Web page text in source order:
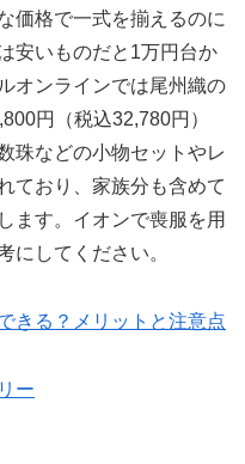
価格で一式を揃えるのに
安いものだと1万円台か
オンラインでは尾州織の
円（税込32,780円）
珠などの小物セットやレ
ており、家族分も含めて
ます。イオンで喪服を用
にしてください。
きる？メリットと注意点
ー